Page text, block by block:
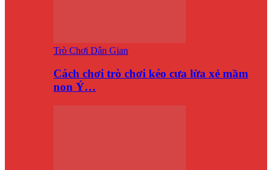
Trò Chơi Dân Gian
Cách chơi trò chơi kéo cưa lừa xẻ mầm
non Ý…